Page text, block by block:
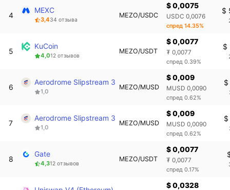
4
MEXC
3,434 отзыва
MEZO/USDC
$ 0,0075
USDC 0,0076
спред 14.35%
$
5
KuCoin
4,012 отзывов
MEZO/USDT
$ 0,0077
₮ 0,0077
спред 0.39%
$
6
Aerodrome Slipstream 3
1,0
MEZO/MUSD
$ 0,009
MUSD 0,0090
спред 0.62%
$
7
Aerodrome Slipstream 3
1,0
MEZO/MUSD
$ 0,009
MUSD 0,0090
спред 0.62%
$
8
Gate
4,312 отзывов
MEZO/USDT
$ 0,0077
₮ 0,0077
спред 0.17%
$ 0,0328